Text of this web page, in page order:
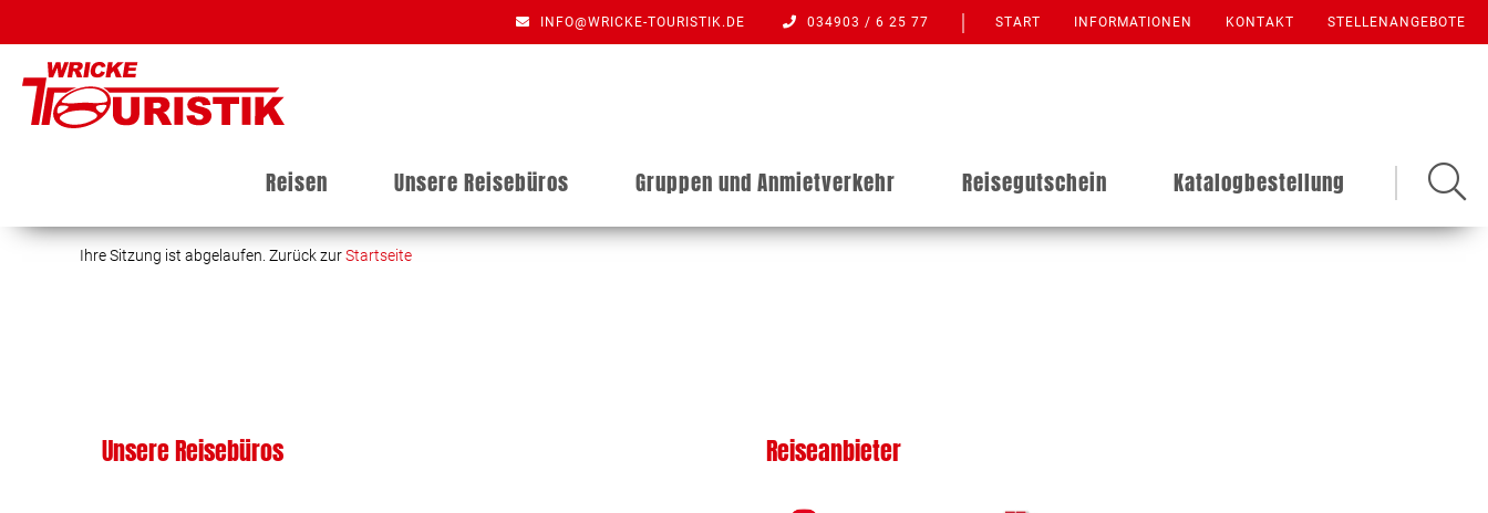
INFO@WRICKE-TOURISTIK.DE 034903 / 6 25 77 START INFORMATIONEN KONTAKT STELLENANGEBOTE
Reisen Unsere Reisebüros Gruppen und Anmietverkehr Reisegutschein Katalogbestellung
Ihre Sitzung ist abgelaufen. Zurück zurStartseite
Unsere Reisebüros Reiseanbieter